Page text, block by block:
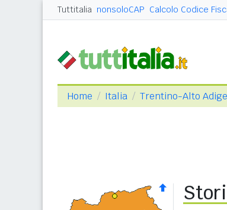
Tuttitalia nonsoloCAP Calcolo Codice
Home Italia Trentino-Alto Adige